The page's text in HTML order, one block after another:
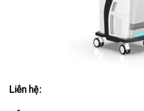
Liên hệ: